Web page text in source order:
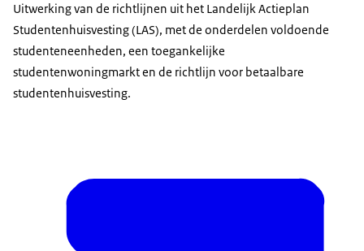
Uitwerking van de richtlijnen uit het Landelijk Actieplan
Studentenhuisvesting (LAS), met de onderdelen voldoende
studenteneenheden, een toegankelijke
studentenwoningmarkt en de richtlijn voor betaalbare
studentenhuisvesting.